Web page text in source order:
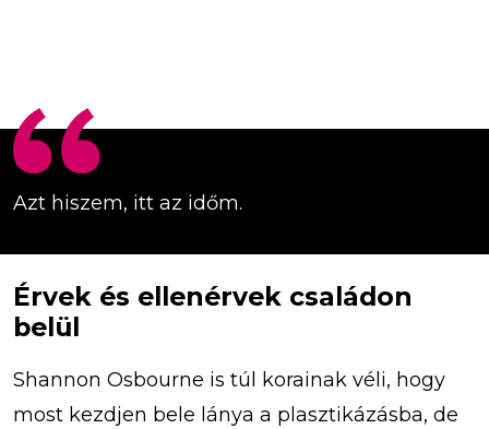
Azt hiszem, itt az időm.
Érvek és ellenérvek családon
belül
Shannon Osbourne is túl korainak véli, hogy
most kezdjen bele lánya a plasztikázásba, de